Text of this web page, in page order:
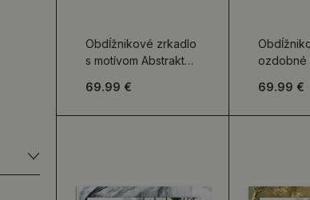
Obdĺžnikové zrkadlo
s motívom Abstraktné
69.99 €
ozdobné
69.99 €